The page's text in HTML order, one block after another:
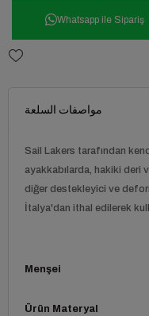
Whatsapp ile Sipariş
مواصفات السلعة
Sail Lakers tarafından
ayakkabılarda, hakiki deri
diğer destekleyici ve
İtalya'dan ithal edilerek
Menşei
Ürün Materyal